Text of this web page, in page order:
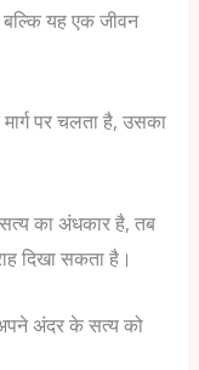
बल्कि यह एक जीवन
पर चलता है, उसका
का अंधकार है, तब
दिखा सकता है।
अंदर के सत्य को